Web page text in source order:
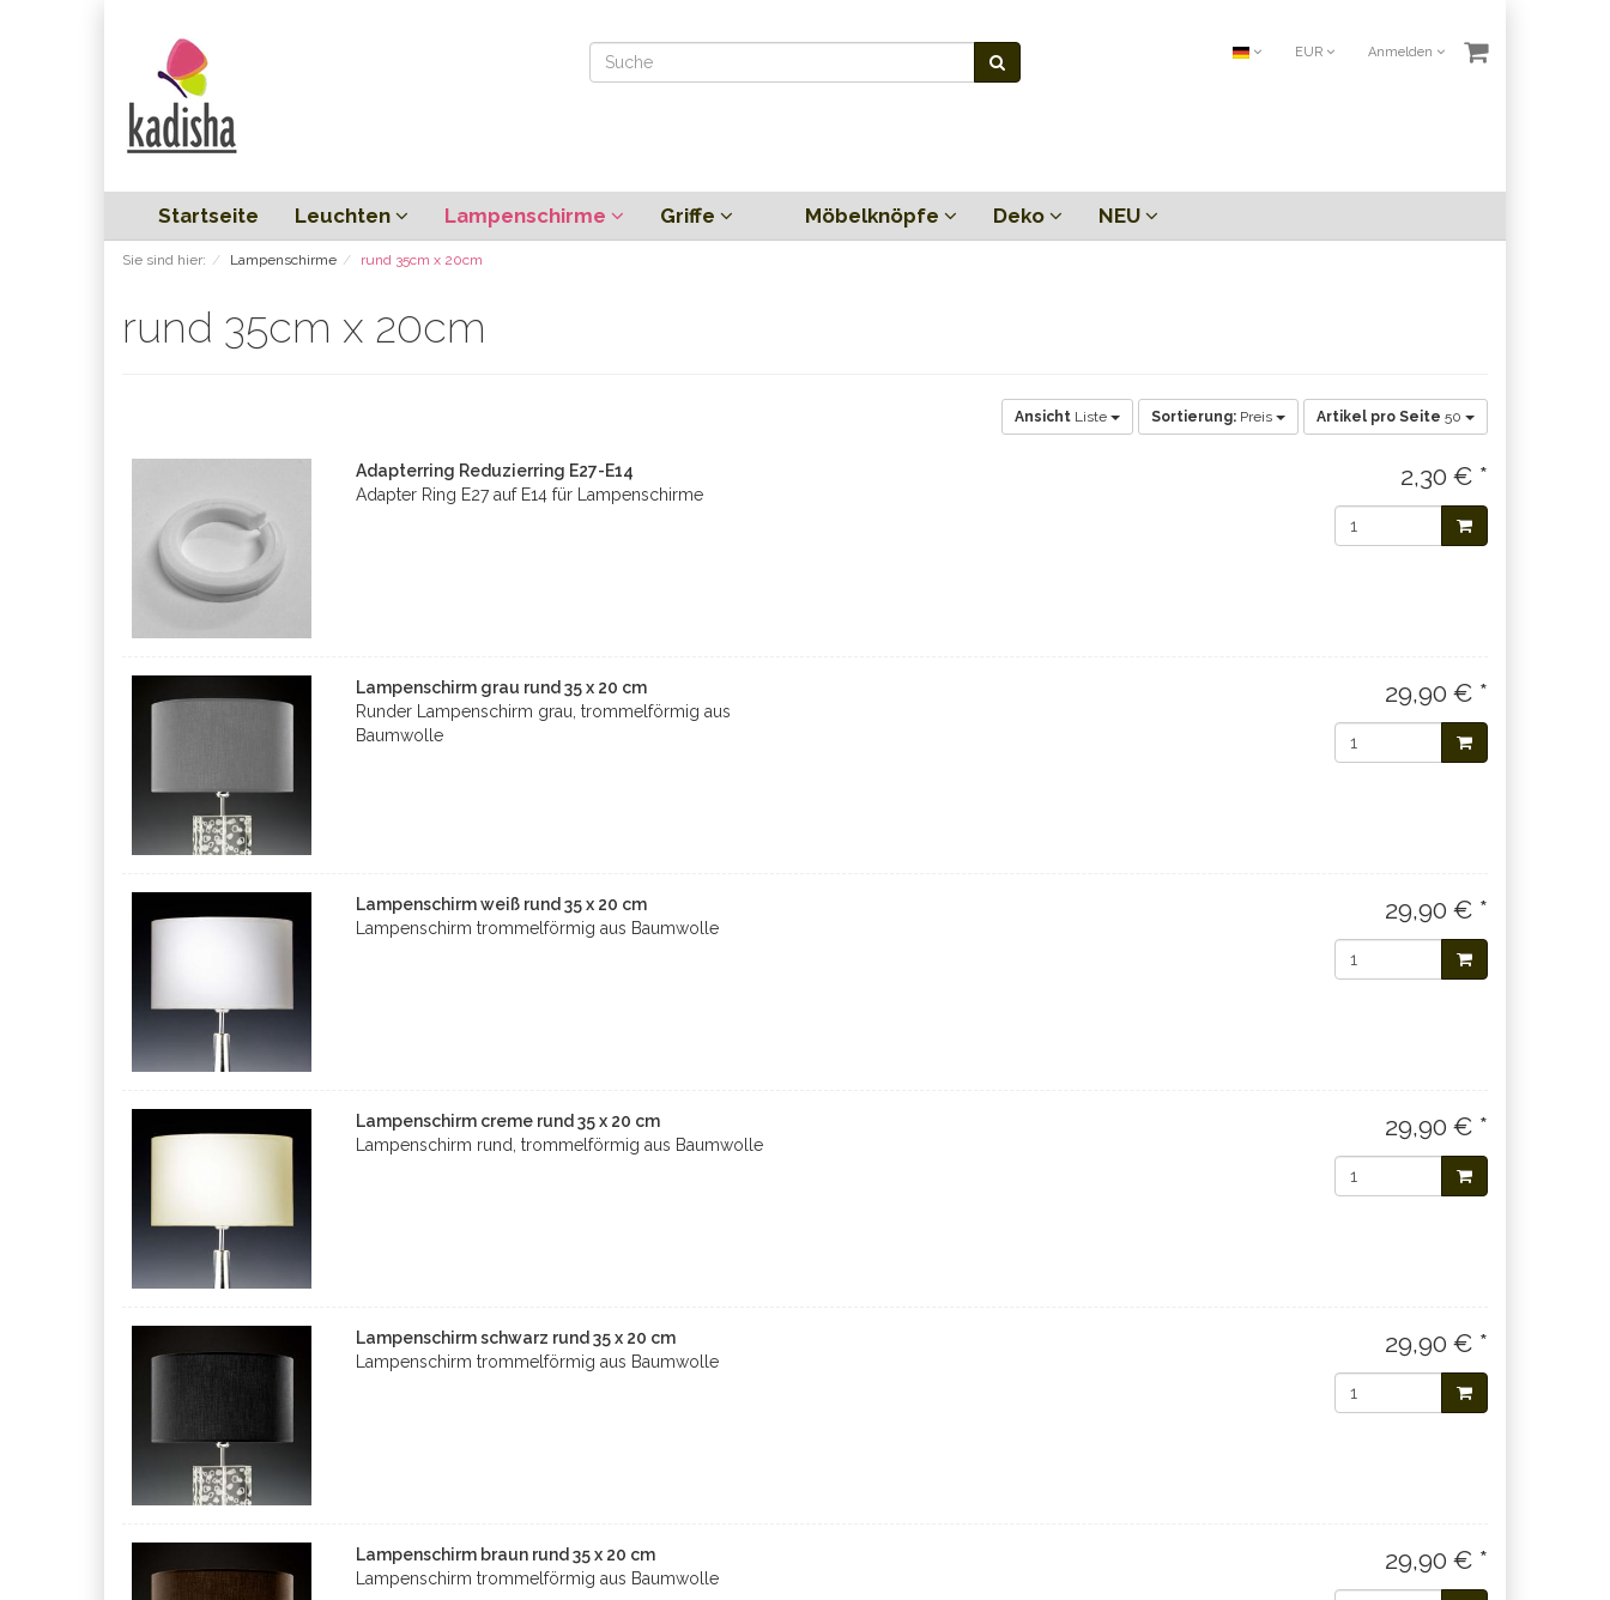
EUR Anmelden
Startseite Leuchten Lampenschirme Griffe Möbelknöpfe Deko NEU
Sie sind hier: Lampenschirme rund 35cm x 20cm
rund 35cm x 20cm
Ansicht Liste Sortierung: Preis Artikel pro Seite 50
Adapterring Reduzierring E27-E14
Adapter Ring E27 auf E14 für Lampenschirme
2,30 € *
Lampenschirm grau rund 35 x 20 cm
Runder Lampenschirm grau, trommelförmig aus
Baumwolle
29,90 € *
Lampenschirm weiß rund 35 x 20 cm
Lampenschirm trommelförmig aus Baumwolle
29,90 € *
Lampenschirm creme rund 35 x 20 cm
Lampenschirm rund, trommelförmig aus Baumwolle
29,90 € *
Lampenschirm schwarz rund 35 x 20 cm
Lampenschirm trommelförmig aus Baumwolle
29,90 € *
Lampenschirm braun rund 35 x 20 cm
Lampenschirm trommelförmig aus Baumwolle
29,90 € *